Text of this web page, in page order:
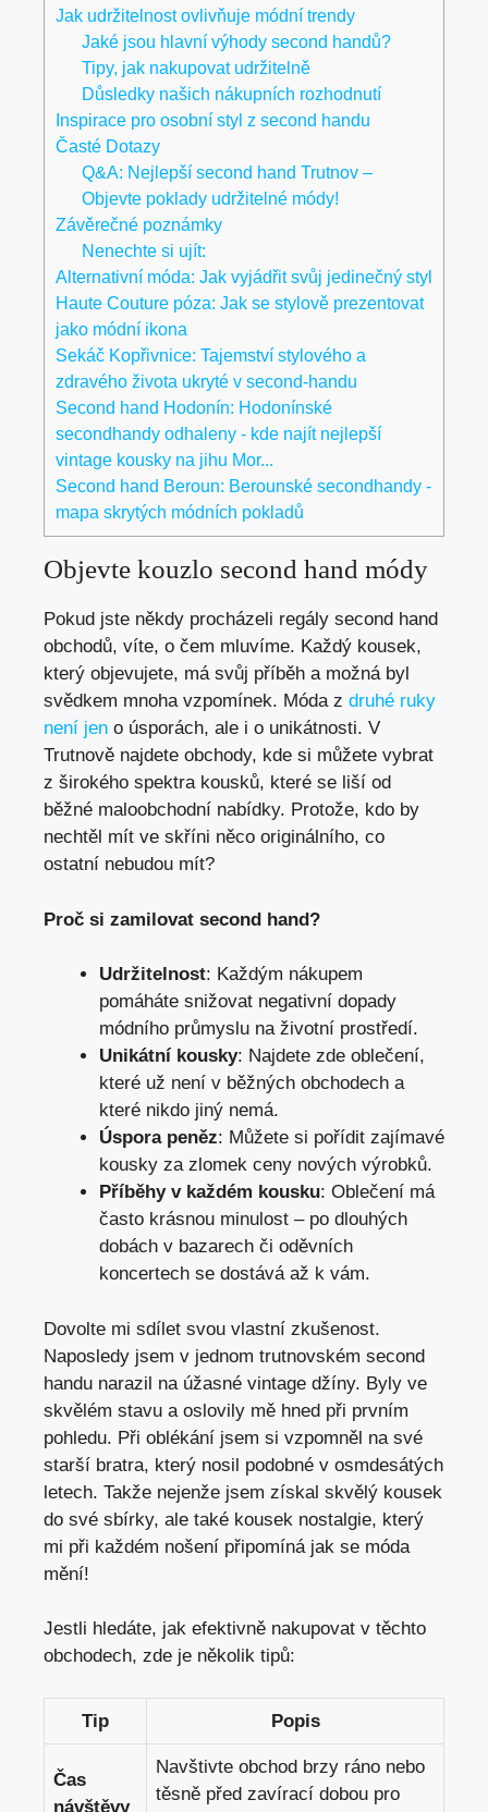
Jak ⁢udržitelnost⁢ ovlivňuje módní trendy
Jaké jsou ‌hlavní výhody second handů?
Tipy, jak nakupovat udržitelně
Důsledky našich nákupních rozhodnutí
Inspirace pro osobní styl z second handu
Časté Dotazy
Q&A: Nejlepší ⁢second hand ⁢Trutnov – ​
Objevte poklady udržitelné módy!
Závěrečné poznámky
Nenechte si ujít:
Alternativní móda: Jak vyjádřit svůj jedinečný styl
Haute Couture póza: Jak se stylově prezentovat
jako módní ikona
Sekáč Kopřivnice: Tajemství stylového a
zdravého života ukryté v second-handu
Second hand Hodonín: Hodonínské
secondhandy odhaleny - kde najít nejlepší
vintage kousky na jihu Mor...
Second hand Beroun: Berounské secondhandy -
mapa skrytých módních pokladů
Objevte kouzlo second hand módy
Pokud jste někdy ⁣procházeli regály second hand
obchodů,⁢ víte, o čem mluvíme. Každý⁤ kousek,
který objevujete,​ má svůj⁣ příběh a⁤ možná byl
svědkem mnoha vzpomínek. Móda⁤ z ‌ druhé ruky
není jen o úsporách, ale i o ⁢unikátnosti. V
Trutnově najdete obchody, kde​ si ⁤můžete vybrat
‌z širokého spektra kousků, které se ‍liší od
běžné ‍maloobchodní nabídky. Protože, ⁤kdo ‌by
nechtěl mít ⁤ve skříni ‍něco originálního, co
ostatní nebudou mít?
Proč si ​zamilovat second hand?
Udržitelnost:⁣ Každým nákupem
pomáháte snižovat negativní ‌dopady
módního‌ průmyslu na životní prostředí.
Unikátní kousky:‍ Najdete ‍zde oblečení,
které už není v běžných obchodech a
které nikdo jiný nemá.
Úspora ⁣peněz: ​Můžete ⁤si pořídit zajímavé​
kousky za ⁢zlomek‍ ceny nových výrobků.
Příběhy v ⁢každém⁢ kousku: Oblečení má⁢
často krásnou minulost ⁢– po dlouhých
dobách v bazarech či ⁣oděvních
koncertech se dostává až k vám.
Dovolte mi⁢ sdílet svou vlastní zkušenost.
‌Naposledy jsem v jednom trutnovském second
handu narazil na úžasné vintage džíny. Byly ve
skvělém stavu⁣ a oslovily mě hned ‍při prvním
pohledu. Při oblékání jsem si vzpomněl na své
starší⁣ bratra, ‍který nosil podobné v osmdesátých
letech. Takže nejenže jsem získal skvělý kousek
⁤do své sbírky, ale také kousek nostalgie, který
mi při každém nošení připomíná jak se móda
mění!
Jestli hledáte, jak efektivně nakupovat‌ v těchto​
obchodech, ‌zde‌ je několik tipů:
Tip Popis
Čas
návštěvy
Navštivte obchod brzy ráno nebo
těsně před zavírací​ dobou pro